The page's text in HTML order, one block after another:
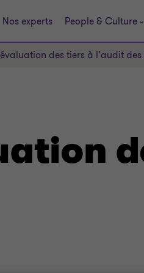
Nos experts People & Culture
des tiers à l’audit